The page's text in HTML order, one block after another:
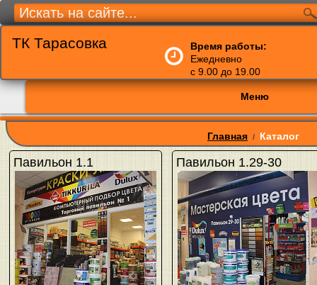
ТК Тарасовка
Время работы:
Ежедневно
с 9.00 до 19.00
Меню
Главная / Каталог
Павильон 1.1 Павильон 1.29-30